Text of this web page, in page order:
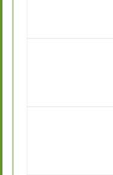
درنظردارد جهت جمع
سطح شهر نسبت به
رجوع
و اصول بازیافت با
خرید حجم بسیار